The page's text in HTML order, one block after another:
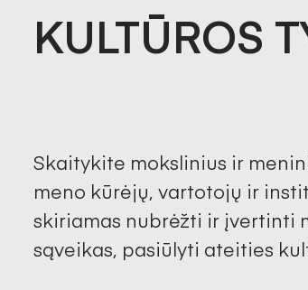
KULTŪROS
Skaitykite mokslinius ir
meno kūrėjų, vartotojų ir
skiriamas nubrėžti ir įvertinti
sąveikas, pasiūlyti ateities